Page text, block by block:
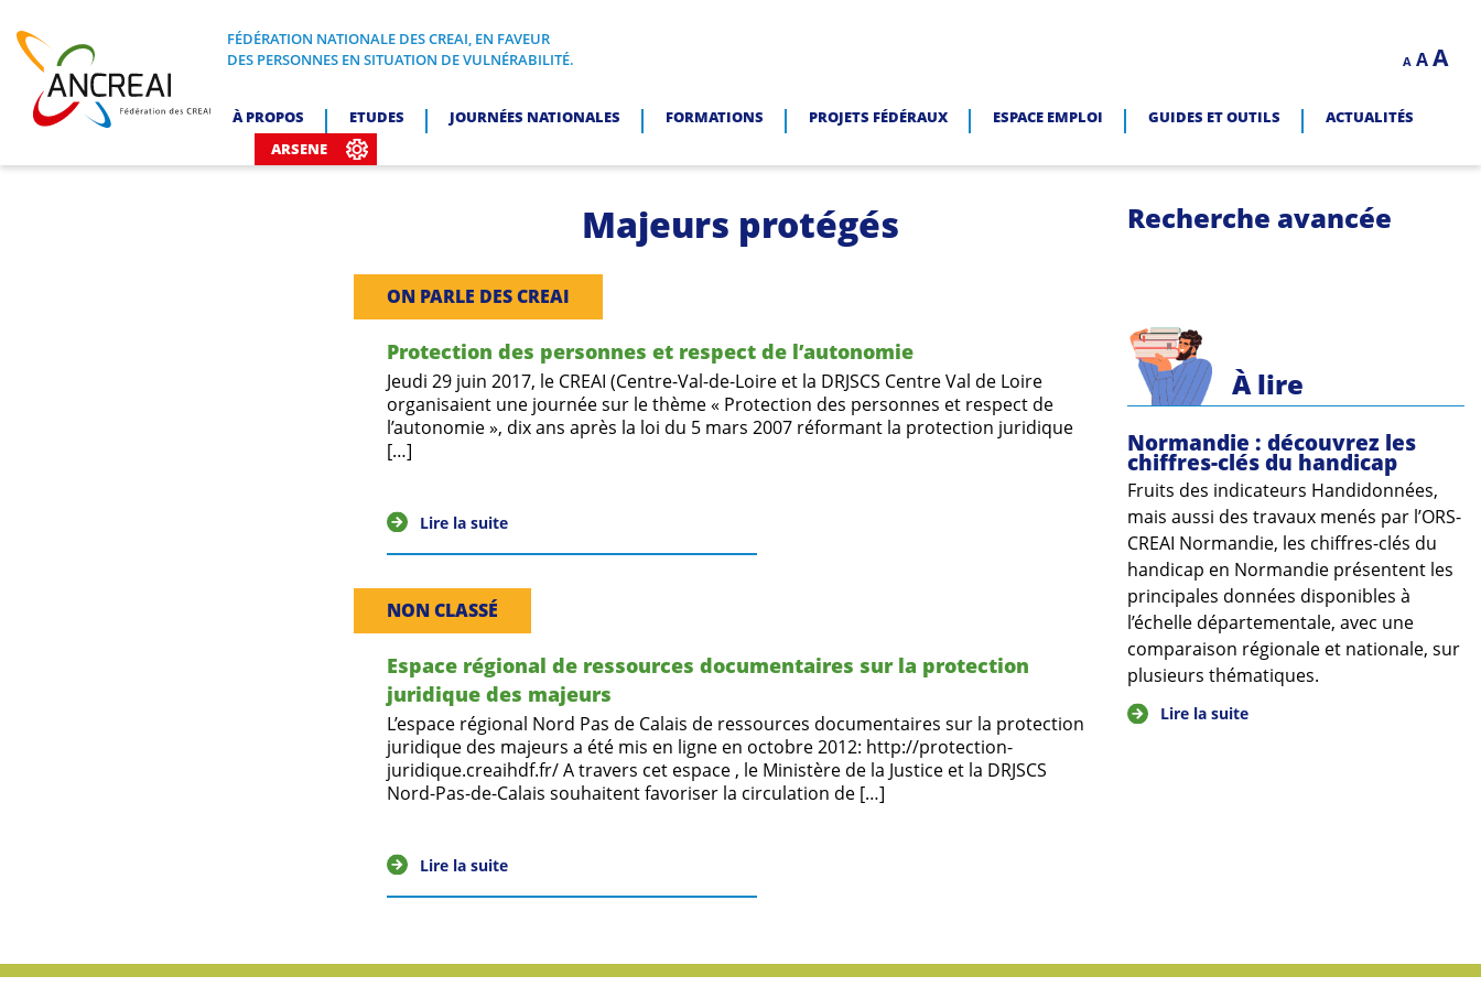
content
ANCREAI
FÉDÉRATION NATIONALE DES CREAI, EN FAVEUR DES PERSONNES EN SITUATION DE VULNÉRABILITÉ.
FÉDÉRATION NATIONALE DES CREAI, EN FAVEUR
DES PERSONNES EN SITUATION DE VULNÉRABILITÉ.
A
Decrease
font
A Reset
A
À PROPOS ETUDES JOURNÉES NATIONALES FORMATIONS PROJETS FÉDÉRAUX ESPACE EMPLOI GUIDES ET OUTILS
ACTUALITÉS
ARSENE
Majeurs protégés
ON PARLE DES CREAI
Protection des personnes et respect de l’autonomie
Jeudi 29 juin 2017, le CREAI (Centre­-Val­-de­-Loire et la DRJSCS Centre Val de Loire
organisaient une journée sur le thème « Protection des personnes et respect de
l’autonomie », dix ans après la loi du 5 mars 2007 réformant la protection juridique
[…]
Lire la suite
NON CLASSÉ
Espace régional de ressources documentaires sur la protection
juridique des majeurs
L’espace régional Nord Pas de Calais de ressources documentaires sur la protection
juridique des majeurs a été mis en ligne en octobre 2012: http://protection-
juridique.creaihdf.fr/ A travers cet espace , le Ministère de la Justice et la DRJSCS
Nord-Pas-de-Calais souhaitent favoriser la circulation de […]
Lire la suite
Recherche avancée
À lire
Normandie : découvrez les
chiffres-clés du handicap
Fruits des indicateurs Handidonnées,
mais aussi des travaux menés par l’ORS-
CREAI Normandie, les chiffres-clés du
handicap en Normandie présentent les
principales données disponibles à
l’échelle départementale, avec une
comparaison régionale et nationale, sur
plusieurs thématiques.
Lire la suite